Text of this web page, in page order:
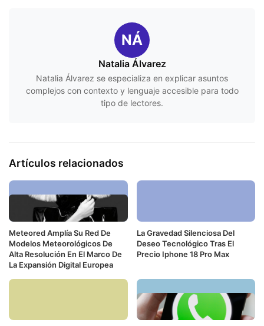
NÁ
Natalia Álvarez
Natalia Álvarez se especializa en explicar asuntos
complejos con contexto y lenguaje accesible para todo
tipo de lectores.
Artículos relacionados
Meteored Amplía Su Red De
Modelos Meteorológicos De
Alta Resolución En El Marco De
La Expansión Digital Europea
La Gravedad Silenciosa Del
Deseo Tecnológico Tras El
Precio Iphone 18 Pro Max